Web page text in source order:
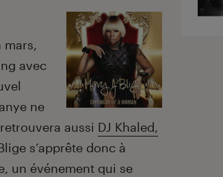
mars,
avec
ne
aussi DJ Khaled,
s’apprête donc à
un événement qui se